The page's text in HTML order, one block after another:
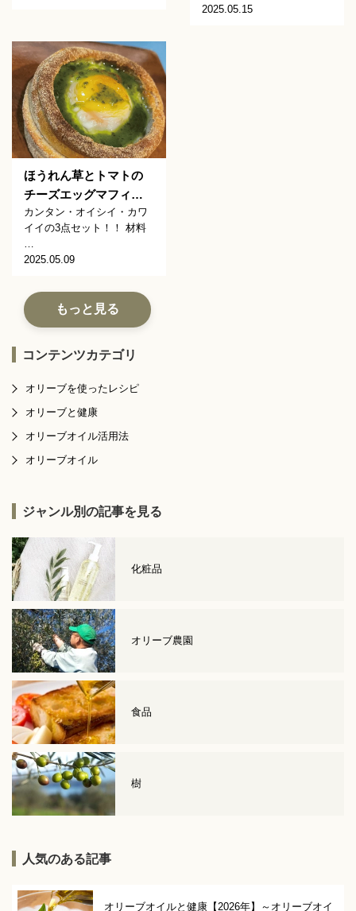
2025.05.15
ほうれん草とトマトの
チーズエッグマフィ…
カンタン・オイシイ・カワ
イイの3点セット！！ 材料
2025.05.09
もっと見る
コンテンツカテゴリ
オリーブを使ったレシピ
オリーブと健康
オリーブオイル活用法
オリーブオイル
ジャンル別の記事を見る
化粧品
オリーブ農園
食品
樹
人気のある記事
オリーブオイルと健康【2026年】～オリーブオイ